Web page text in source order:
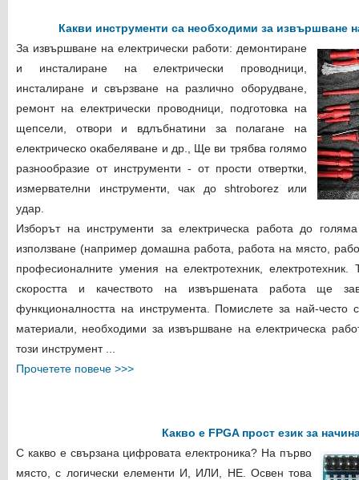
Какви инструменти са необходими за извършване
За извършване на електрически работи: демонтиране
и инсталиране на електрически проводници,
инсталиране и свързване на различно оборудване,
ремонт на електрически проводници, подготовка на
щепсели, отвори и вдлъбнатини за полагане на
електрическо окабеляване и др., Ще ви трябва голямо
разнообразие от инструменти - от прости отвертки,
измервателни инструменти, чак до shtroborez или
удар.
Изборът на инструменти за електрическа работа до
използване (например домашна работа, работа на място,
професионалните умения на електротехник,
скоростта и качеството на извършената работа ще
функционалността на инструмента. Помислете за най-често
материали, необходими за извършване на електрическа
този инструмент...
Прочетете повече >>>
Какво е FPGA прост език за
С какво е свързана цифровата електроника? На първо
място, с логически елементи И, ИЛИ, НЕ. Освен това